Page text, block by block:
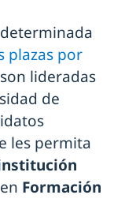
plazas por
lideradas
de
les permita
Formación